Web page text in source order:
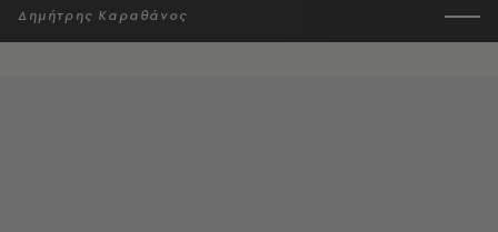
Δημήτρης Καραθάνος